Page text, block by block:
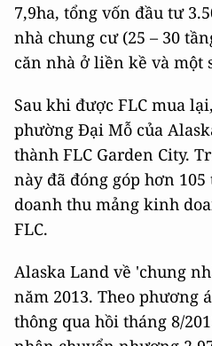
7,9ha, tổng vốn đầu tư
nhà chung cư (25 – 30
căn nhà ở liền kề và một
Sau khi được FLC mua
phường Đại Mỗ của
thành FLC Garden City.
này đã đóng góp hơn
doanh thu mảng kinh
FLC.
Alaska Land về 'chung
năm 2013. Theo phương
thông qua hồi tháng 8/